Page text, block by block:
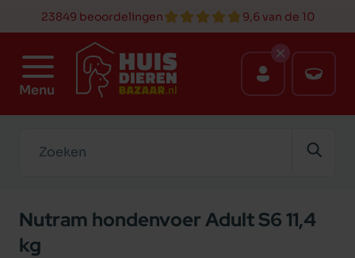
23849 beoordelingen 9,6 van de 10
Menu
Nutram hondenvoer Adult S6 11,4
kg